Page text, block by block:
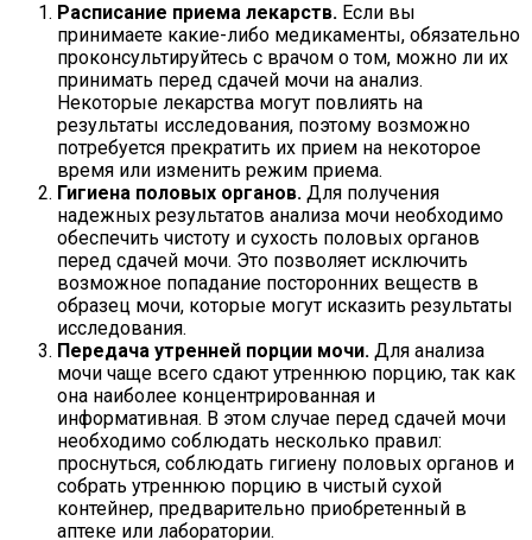
Расписание приема лекарств. Если вы
принимаете какие-либо медикаменты, обязательно
проконсультируйтесь с врачом о том, можно ли их
принимать перед сдачей мочи на анализ.
Некоторые лекарства могут повлиять на
результаты исследования, поэтому возможно
потребуется прекратить их прием на некоторое
время или изменить режим приема.
Гигиена половых органов. Для получения
надежных результатов анализа мочи необходимо
обеспечить чистоту и сухость половых органов
перед сдачей мочи. Это позволяет исключить
возможное попадание посторонних веществ в
образец мочи, которые могут исказить результаты
исследования.
Передача утренней порции мочи. Для анализа
мочи чаще всего сдают утреннюю порцию, так как
она наиболее концентрированная и
информативная. В этом случае перед сдачей мочи
необходимо соблюдать несколько правил:
проснуться, соблюдать гигиену половых органов и
собрать утреннюю порцию в чистый сухой
контейнер, предварительно приобретенный в
аптеке или лаборатории.